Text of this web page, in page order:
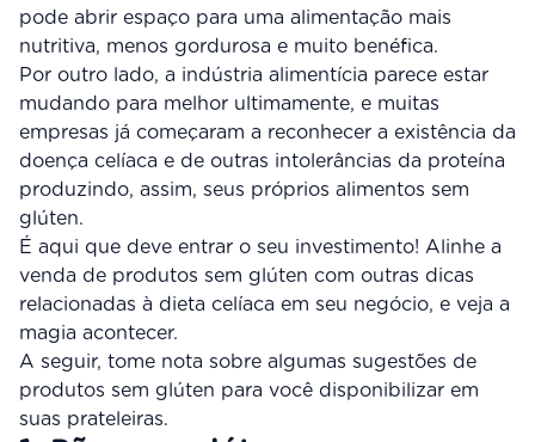
pode abrir espaço para uma alimentação mais
nutritiva, menos gordurosa e muito benéfica.
Por outro lado, a indústria alimentícia parece estar
mudando para melhor ultimamente, e muitas
empresas já começaram a reconhecer a existência da
doença celíaca e de outras intolerâncias da proteína
produzindo, assim, seus próprios alimentos sem
glúten.
É aqui que deve entrar o seu investimento! Alinhe a
venda de produtos sem glúten com outras dicas
relacionadas à dieta celíaca em seu negócio, e veja a
magia acontecer.
A seguir, tome nota sobre algumas sugestões de
produtos sem glúten para você disponibilizar em
suas prateleiras.